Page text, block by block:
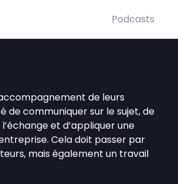
Podcasts
de leurs
de communiquer sur le sujet, de
et d’appliquer une
Cela doit passer par
mais également un travail